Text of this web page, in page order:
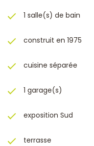
1 salle(s) de bain
construit en 1975
cuisine séparée
1 garage(s)
exposition Sud
terrasse